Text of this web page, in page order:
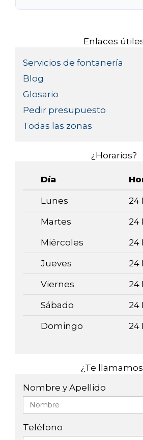
Enlaces
Servicios de fontanería
Blog
Glosario
Pedir presupuesto
Todas las zonas
¿Horarios?
Día
Lunes 24
Martes 24
Miércoles 24
Jueves 24
Viernes 24
Sábado 24
Domingo 24
¿Te
Nombre y Apellido
Teléfono